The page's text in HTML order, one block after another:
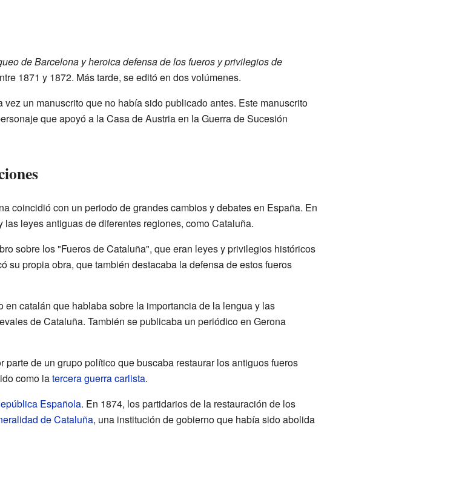
de Barcelona y heroica defensa de los fueros y privilegios de
1871 y 1872. Más tarde, se editó en dos volúmenes.
un manuscrito que no había sido publicado antes. Este manuscrito
que apoyó a la Casa de Austria en la Guerra de Sucesión
coincidió con un periodo de grandes cambios y debates en España. En
leyes antiguas de diferentes regiones, como Cataluña.
sobre los "Fueros de Cataluña", que eran leyes y privilegios históricos
su propia obra, que también destacaba la defensa de estos fueros
catalán que hablaba sobre la importancia de la lengua y las
de Cataluña. También se publicaba un periódico en Gerona
de un grupo político que buscaba restaurar los antiguos fueros
como latercera guerra carlista.
Española. En 1874, los partidarios de la restauración de los
de Cataluña, una institución de gobierno que había sido abolida